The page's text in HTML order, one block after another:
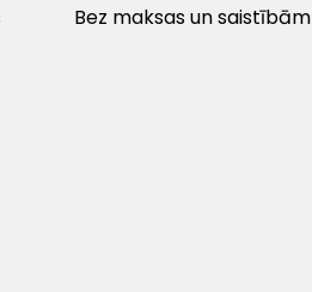
Bez maksas un saistībām